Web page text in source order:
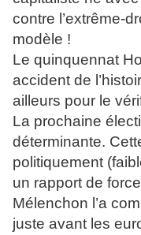
contre l’extrême-
modèle !
Le quinquennat
accident de
ailleurs pour le
La prochaine
déterminante.
politiquement
un rapport de
Mélenchon l’a
juste avant les